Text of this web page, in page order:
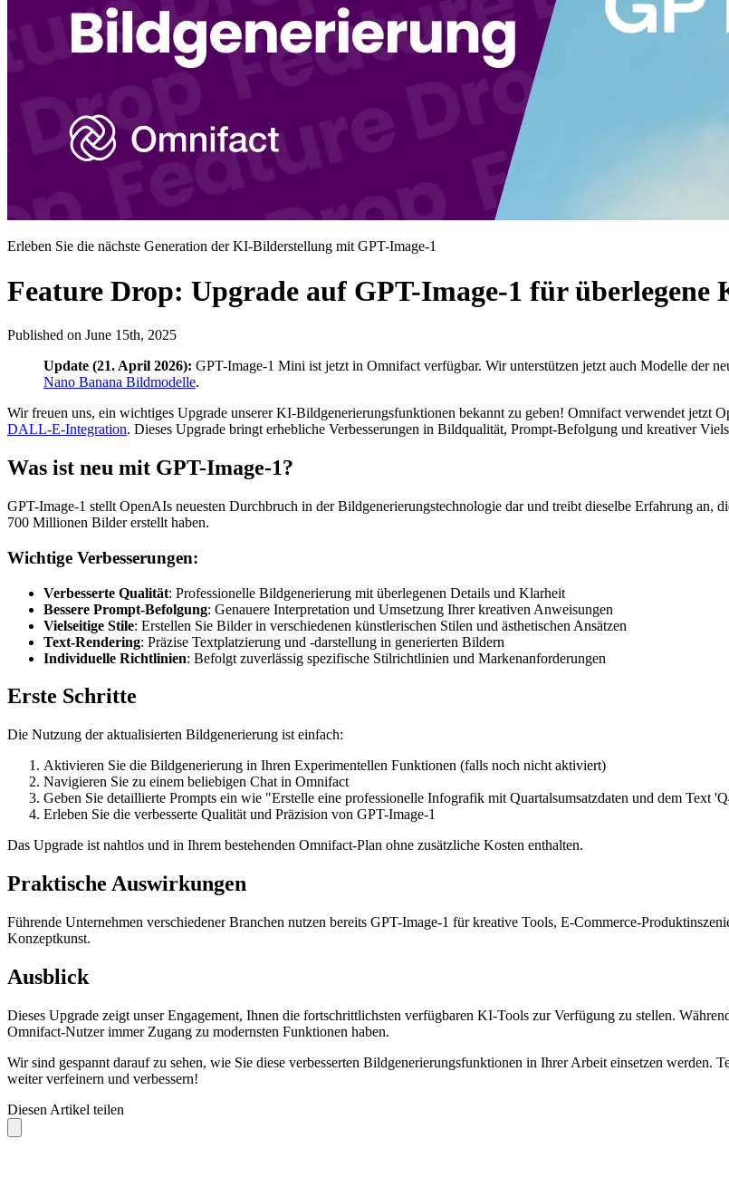
Erleben Sie die nächste Generation der KI-Bilderstellung mit GPT-Image-1
Feature Drop: Upgrade auf GPT-Image-1 für
Published on June 15th, 2025
Update (21. April 2026): GPT-Image-1 Mini ist jetzt in Omnifact verfügbar. Wir unterstützen jetzt auch Modelle der
Nano Banana Bildmodelle.
Wir freuen uns, ein wichtiges Upgrade unserer KI-Bildgenerierungsfunktionen bekannt zu geben! Omnifact verwendet jetzt
DALL-E-Integration. Dieses Upgrade bringt erhebliche Verbesserungen in Bildqualität, Prompt-Befolgung und kreativer
Was ist neu mit GPT-Image-1?
GPT-Image-1 stellt OpenAIs neuesten Durchbruch in der Bildgenerierungstechnologie dar und treibt dieselbe Erfahrung an,
700 Millionen Bilder erstellt haben.
Wichtige Verbesserungen:
Verbesserte Qualität: Professionelle Bildgenerierung mit überlegenen Details und Klarheit
Bessere Prompt-Befolgung: Genauere Interpretation und Umsetzung Ihrer kreativen Anweisungen
Vielseitige Stile: Erstellen Sie Bilder in verschiedenen künstlerischen Stilen und ästhetischen Ansätzen
Text-Rendering: Präzise Textplatzierung und -darstellung in generierten Bildern
Individuelle Richtlinien: Befolgt zuverlässig spezifische Stilrichtlinien und Markenanforderungen
Erste Schritte
Die Nutzung der aktualisierten Bildgenerierung ist einfach:
Aktivieren Sie die Bildgenerierung in Ihren Experimentellen Funktionen (falls noch nicht aktiviert)
Navigieren Sie zu einem beliebigen Chat in Omnifact
Geben Sie detaillierte Prompts ein wie "Erstelle eine professionelle Infografik mit Quartalsumsatzdaten und dem Text
Erleben Sie die verbesserte Qualität und Präzision von GPT-Image-1
Das Upgrade ist nahtlos und in Ihrem bestehenden Omnifact-Plan ohne zusätzliche Kosten enthalten.
Praktische Auswirkungen
Führende Unternehmen verschiedener Branchen nutzen bereits GPT-Image-1 für kreative Tools, E-Commerce-
Konzeptkunst.
Ausblick
Dieses Upgrade zeigt unser Engagement, Ihnen die fortschrittlichsten verfügbaren KI-Tools zur Verfügung zu stellen.
Omnifact-Nutzer immer Zugang zu modernsten Funktionen haben.
Wir sind gespannt darauf zu sehen, wie Sie diese verbesserten Bildgenerierungsfunktionen in Ihrer Arbeit einsetzen
weiter verfeinern und verbessern!
Diesen Artikel teilen